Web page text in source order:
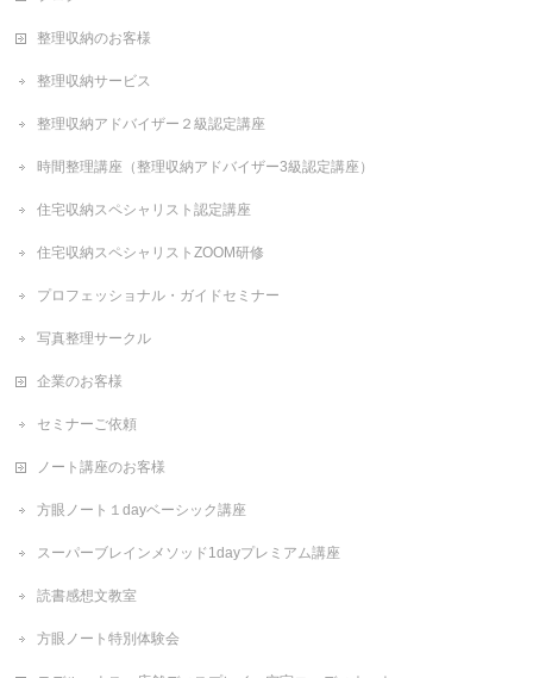
整理収納のお客様
整理収納サービス
整理収納アドバイザー２級認定講座
時間整理講座（整理収納アドバイザー3級認定講座）
住宅収納スペシャリスト認定講座
住宅収納スペシャリストZOOM研修
プロフェッショナル・ガイドセミナー
写真整理サークル
企業のお客様
セミナーご依頼
ノート講座のお客様
方眼ノート１dayベーシック講座
スーパーブレインメソッド1dayプレミアム講座
読書感想文教室
方眼ノート特別体験会